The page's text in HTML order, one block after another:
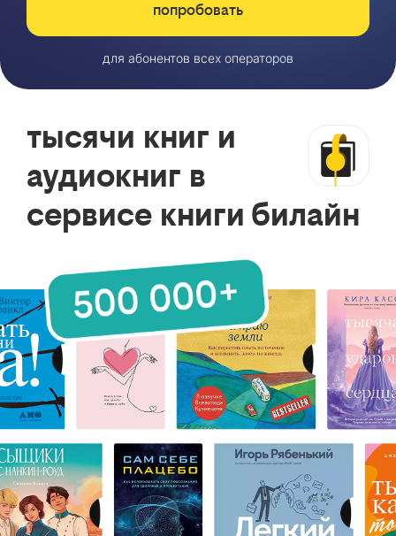
попробовать
для абонентов всех операторов
тысячи книг и
аудиокниг в
сервисе книги билайн